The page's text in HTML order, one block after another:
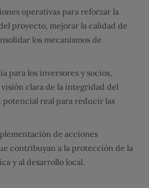
operativas para reforzar la
proyecto, mejorar la calidad de
los mecanismos de
para los inversores y socios,
visión clara de la integridad del
potencial real para reducir las
de acciones
contribuyan a la protección de la
y al desarrollo local.